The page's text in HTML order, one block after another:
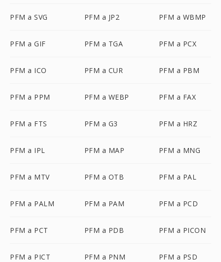
PFM a SVG PFM a JP2 PFM a WBMP
PFM a GIF PFM a TGA PFM a PCX
PFM a ICO PFM a CUR PFM a PBM
PFM a PPM PFM a WEBP PFM a FAX
PFM a FTS PFM a G3 PFM a HRZ
PFM a IPL PFM a MAP PFM a MNG
PFM a MTV PFM a OTB PFM a PAL
PFM a PALM PFM a PAM PFM a PCD
PFM a PCT PFM a PDB PFM a PICON
PFM a PICT PFM a PNM PFM a PSD